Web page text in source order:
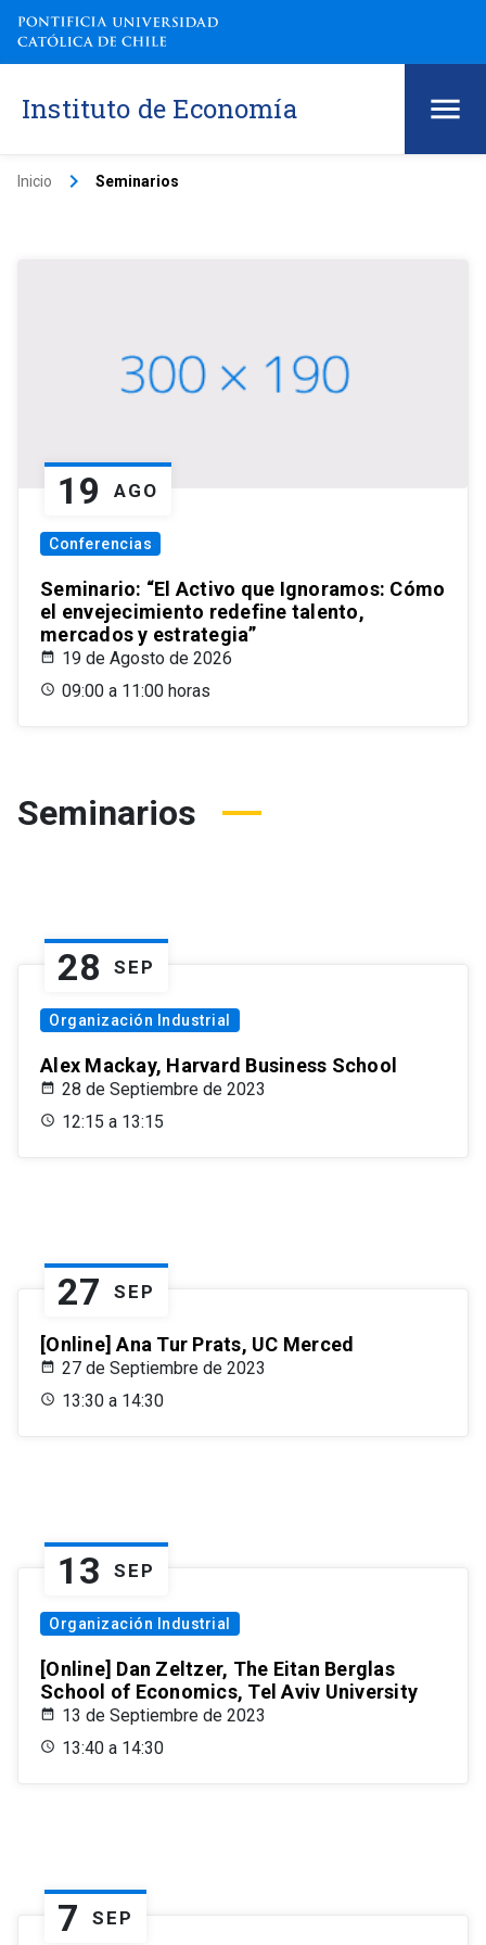
Instituto de Economía
Inicio keyboard_arrow_right Seminarios
19 AGO
Conferencias
Seminario: “El Activo que Ignoramos: Cómo
el envejecimiento redefine talento,
mercados y estrategia”
19 de Agosto de 2026
09:00 a 11:00 horas
Seminarios
28 SEP
Organización Industrial
Alex Mackay, Harvard Business School
28 de Septiembre de 2023
12:15 a 13:15
27 SEP
[Online] Ana Tur Prats, UC Merced
27 de Septiembre de 2023
13:30 a 14:30
13 SEP
Organización Industrial
[Online] Dan Zeltzer, The Eitan Berglas
School of Economics, Tel Aviv University
13 de Septiembre de 2023
13:40 a 14:30
7 SEP